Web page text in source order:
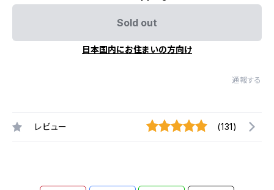
Sold out
日本国内にお住まいの方向け
通報する
レビュー (131)